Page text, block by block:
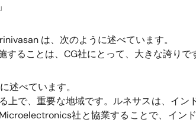
は、次のように述べています。
することは、 CG社にとって、大きな誇りで
述べています。
上で、重要な地域です。ルネサスは、イ
社と協業することで、イン